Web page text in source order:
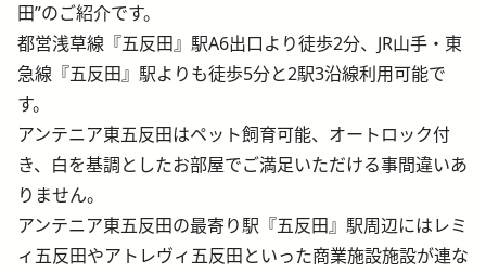
田”のご紹介です。
都営浅草線『五反田』駅A6出口より徒歩2分、JR山手・東
急線『五反田』駅よりも徒歩5分と2駅3沿線利用可能で
す。
アンテニア東五反田はペット飼育可能、オートロック付
き、白を基調としたお部屋でご満足いただける事間違いあ
りません。
アンテニア東五反田の最寄り駅『五反田』駅周辺にはレミ
ィ五反田やアトレヴィ五反田といった商業施設施設が連な